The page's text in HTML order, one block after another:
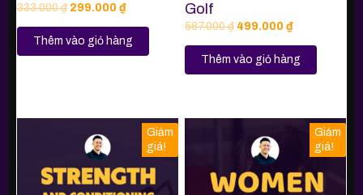
333.000₫ 299.000 ₫
Thêm vào giỏ hàng
Golf
587.000₫ 499.000₫
Thêm vào giỏ hàng
Giảm
giá!
Giảm
giá!